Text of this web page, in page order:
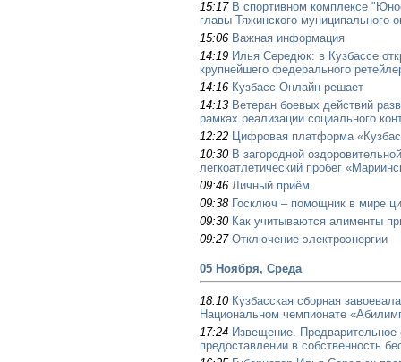
15:17 В спортивном комплексе
главы Тяжинского муниципального
15:06 Важная информация
14:19 Илья Середюк: в Кузбассе
крупнейшего федерального
14:16 Кузбасс-Онлайн решает
14:13 Ветеран боевых действий
рамках реализации социального
12:22 Цифровая платформа
10:30 В загородной
легкоатлетический пробег
09:46 Личный приём
09:38 Госключ – помощник в мире
09:30 Как учитываются алименты
09:27 Отключение электроэнергии
05 Ноября, Среда
18:10 Кузбасская сборная
Национальном чемпионате
17:24 Извещение. Предварительное
предоставлении в собственность